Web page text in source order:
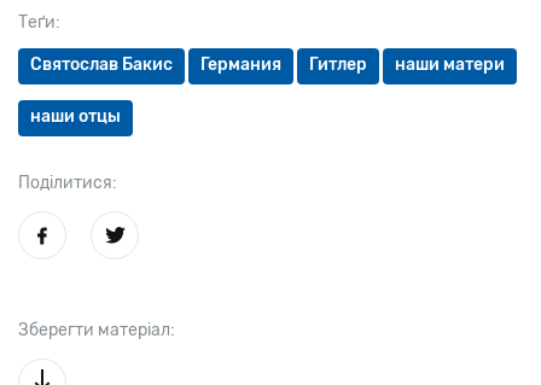
Теґи:
Святослав Бакис Германия Гитлер наши матери
наши отцы
Поділитися:
Зберегти матеріал: